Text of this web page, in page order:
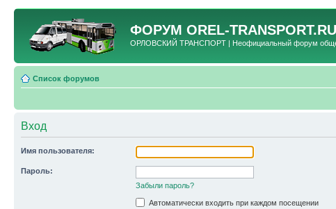
ФОРУМ OREL-TRANSPORT.RU
ОРЛОВСКИЙ ТРАНСПОРТ | Неофициальный форум
Список форумов
Вход
Имя пользователя:
Пароль:
Забыли пароль?
Автоматически входить при каждом посещении